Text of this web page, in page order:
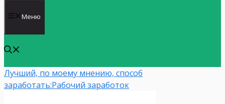
Меню
Лучший, по моему мнению, способ
заработать:Рабочий заработок